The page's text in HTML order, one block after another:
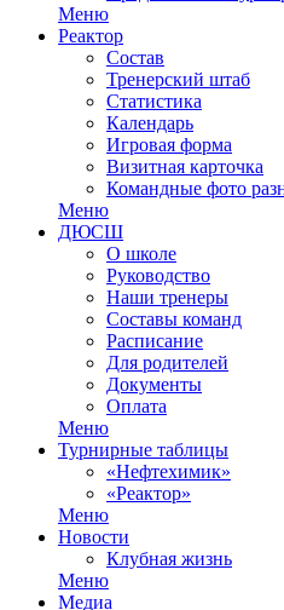
Меню
Реактор
Состав
Тренерский штаб
Статистика
Календарь
Игровая форма
Визитная карточка
Командные фото
Меню
ДЮСШ
О школе
Руководство
Наши тренеры
Составы команд
Расписание
Для родителей
Документы
Оплата
Меню
Турнирные таблицы
«Нефтехимик»
«Реактор»
Меню
Новости
Клубная жизнь
Меню
Медиа